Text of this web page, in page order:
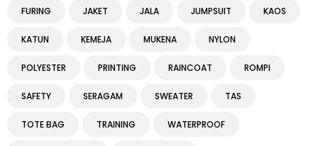
FURING JAKET JALA JUMPSUIT KAOS
KATUN KEMEJA MUKENA NYLON
POLYESTER PRINTING RAINCOAT ROMPI
SAFETY SERAGAM SWEATER TAS
TOTE BAG TRAINING WATERPROOF